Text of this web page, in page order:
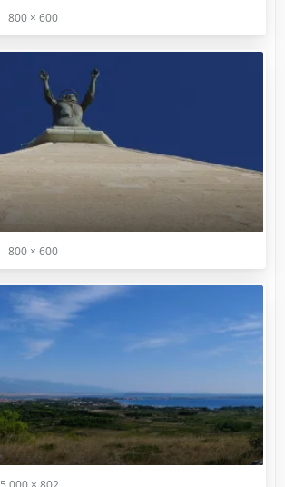
800 × 600
800 × 600